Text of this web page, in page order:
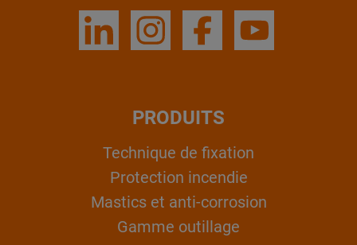
PRODUITS
Technique de fixation
Protection incendie
Mastics et anti-corrosion
Gamme outillage